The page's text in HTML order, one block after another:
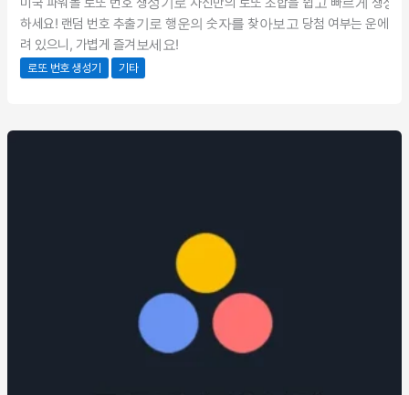
하세요! 랜덤 번호 추출기로 행운의 숫자를 찾아보고 당첨 여부는 운에 달
려 있으니, 가볍게 즐겨보세요!
로또 번호 생성기 기타